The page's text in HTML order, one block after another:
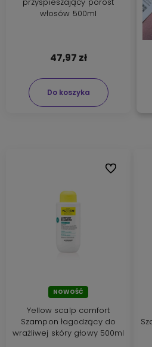
przyspieszający porost
włosów 500ml
47,97 zł
Do koszyka
NOWOŚĆ
Yellow scalp comfort
Szampon łagodzący do
wrażliwej skóry głowy 500ml
Do ulubionych